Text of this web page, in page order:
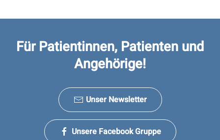
Für Patientinnen, Patienten und
Angehörige!
Unser Newsletter
Unsere Facebook Gruppe